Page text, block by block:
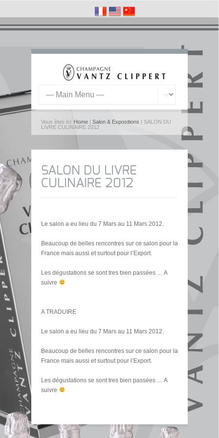
Vous êtes ici: Home | Salon & Expositions | SALON DU
LIVRE CULINAIRE 2012
SALON DU LIVRE
CULINAIRE 2012
Le salon a eu lieu du 7 Mars au 11 Mars 2012.
Beaucoup de belles rencontres sur ce salon pour la
France mais aussi et surtout pour l’Export.
Les dégustations se sont tres bien passées … A
suivre
A TRADUIRE
Le salon a eu lieu du 7 Mars au 11 Mars 2012.
Beaucoup de belles rencontres sur ce salon pour la
France mais aussi et surtout pour l’Export.
Les dégustations se sont tres bien passées … A
suivre